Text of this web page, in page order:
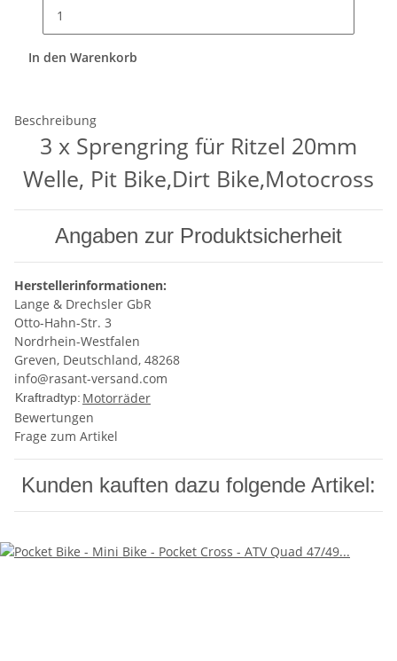
In den Warenkorb
Beschreibung
3 x Sprengring für Ritzel 20mm
Welle, Pit Bike,Dirt Bike,Motocross
Angaben zur Produktsicherheit
Herstellerinformationen:
Lange & Drechsler GbR
Otto-Hahn-Str. 3
Nordrhein-Westfalen
Greven, Deutschland, 48268
info@rasant-versand.com
Kraftradtyp: Motorräder
Bewertungen
Frage zum Artikel
Kunden kauften dazu folgende Artikel: